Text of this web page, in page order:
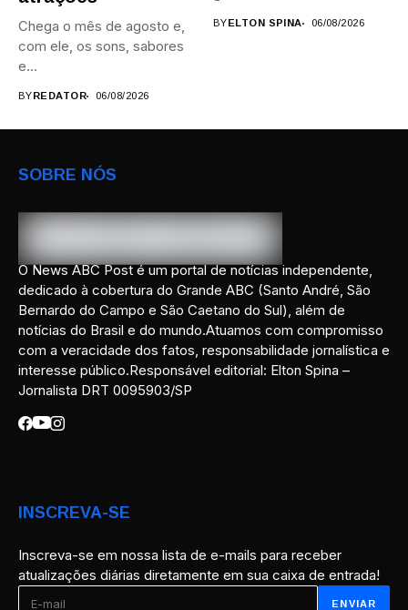
Chega o mês de agosto e,
com ele, os sons, sabores
e...
BYREDATOR 06/08/2026
BYELTON SPINA 06/08/2026
SOBRE NÓS
O News ABC Post é um portal de notícias independente,
dedicado à cobertura do Grande ABC (Santo André, São
Bernardo do Campo e São Caetano do Sul), além de
notícias do Brasil e do mundo.Atuamos com compromisso
com a veracidade dos fatos, responsabilidade jornalística e
interesse público.Responsável editorial: Elton Spina –
Jornalista DRT 0095903/SP
INSCREVA-SE
Inscreva-se em nossa lista de e-mails para receber
atualizações diárias diretamente em sua caixa de entrada!